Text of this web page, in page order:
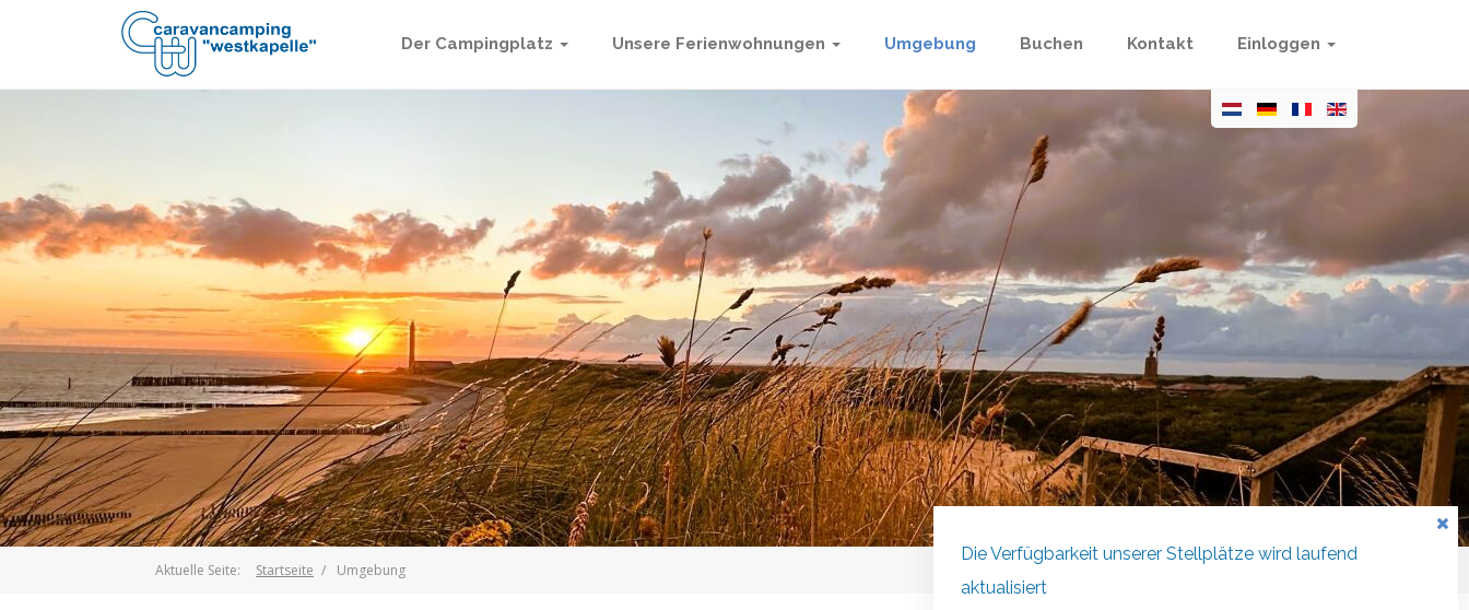
Die Verfügbarkeit unserer Stellplätze wird laufend
aktualisiert
Der Campingplatz Unsere Ferienwohnungen Umgebung Buchen Kontakt Einloggen
Aktuelle Seite: Startseite Umgebung